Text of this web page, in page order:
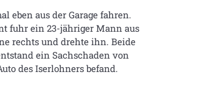
eben aus der Garage fahren.
fuhr ein 23-jähriger Mann aus
rechts und drehte ihn. Beide
ein Sachschaden von
des Iserlohners befand.